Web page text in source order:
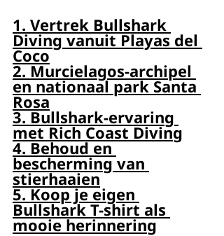
1. Vertrek Bullshark
Diving vanuit Playas del
Coco
2. Murcielagos-archipel
en nationaal park Santa
Rosa
3. Bullshark-ervaring
met Rich Coast Diving
4. Behoud en
bescherming van
stierhaaien
5. Koop je eigen
Bullshark T-shirt als
mooie herinnering